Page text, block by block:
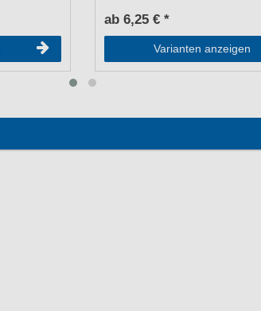
ab 6,25 € *
Varianten anzeigen